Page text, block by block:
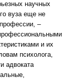
научных
вуза еще не
профессии, –
и их
психолога,
адвоката